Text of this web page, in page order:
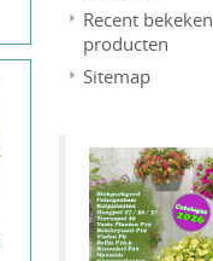
Recent bekeken
producten
Sitemap